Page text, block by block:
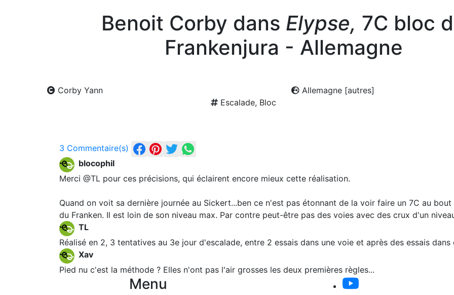
Benoit Corby dans Elypse, 7C bloc
Frankenjura - Allemagne
Corby Yann
Allemagne [autres]
Escalade, Bloc
3 Commentaire(s)
blocophil
Merci @TL pour ces précisions, qui éclairent encore mieux cette réalisation.
Quand on voit sa dernière journée au Sickert...ben ce n'est pas étonnant de la voir faire un 7C au
du Franken. Il est loin de son niveau max. Par contre peut-être pas des voies avec des crux d'un
TL
Réalisé en 2, 3 tentatives au 3e jour d'escalade, entre 2 essais dans une voie et après des essais
Xav
Pied nu c'est la méthode ? Elles n'ont pas l'air grosses les deux premières règles...
Menu